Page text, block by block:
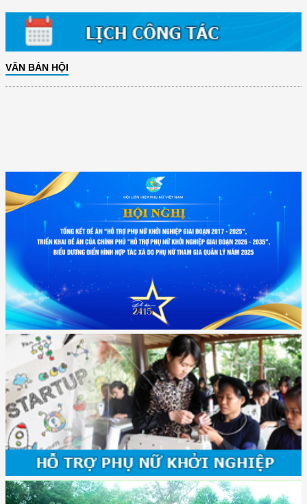
VĂN BẢN HỘI
đổi mới ...
(898/KH/ĐCT) Kế hoạch thực hiện Quyết định số 2415/QĐ-TTg ngày
31/10/2025 ...
(417/QĐ-BNNMT) Quyết định phê duyệt Chương trình mục tiêu quốc gia
xây dựng ...
(891/KH-ĐCT) Kế hoạch thực hiện Nghị quyết số 72-NQ/TW ngày
9/9/2025 của Bộ ...
(2415/QĐ-TTg) Quyết định về việc phê duyệt Đề án Hỗ trợ Phụ nữ khởi
nghiệp ...